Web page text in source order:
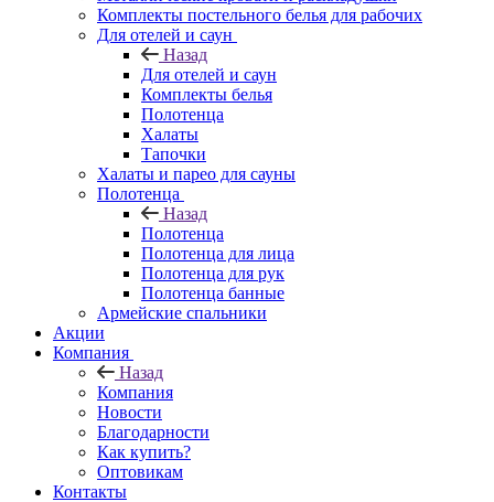
Комплекты постельного белья для рабочих
Для отелей и саун
Назад
Для отелей и саун
Комплекты белья
Полотенца
Халаты
Тапочки
Халаты и парео для сауны
Полотенца
Назад
Полотенца
Полотенца для лица
Полотенца для рук
Полотенца банные
Армейские спальники
Акции
Компания
Назад
Компания
Новости
Благодарности
Как купить?
Оптовикам
Контакты